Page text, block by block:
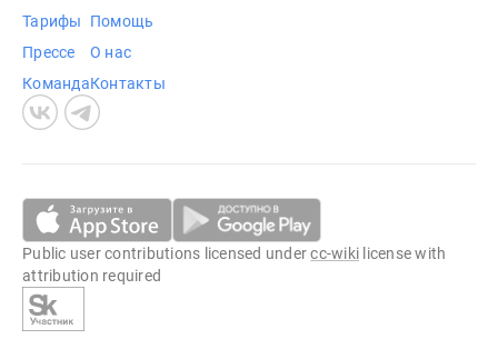
Тарифы
Прессе
Команда
Помощь
О нас
Контакты
Public user contributions licensed undercc-wiki license with
attribution required